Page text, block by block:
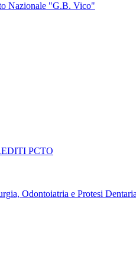
Nazionale "G.B. Vico"
PCTO
Odontoiatria e Protesi